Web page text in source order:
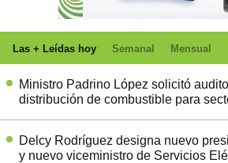
Las + Leídas hoy Semanal Mensual
Ministro Padrino López solicitó
distribución de combustible para
Delcy Rodríguez designa nuevo
y nuevo viceministro de Servicios